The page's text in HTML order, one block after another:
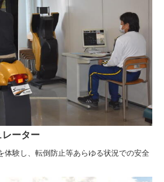
レーター
体験し、転倒防止等あらゆる状況での安全